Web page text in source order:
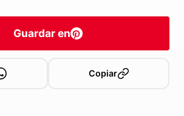
Guardar en
Copiar